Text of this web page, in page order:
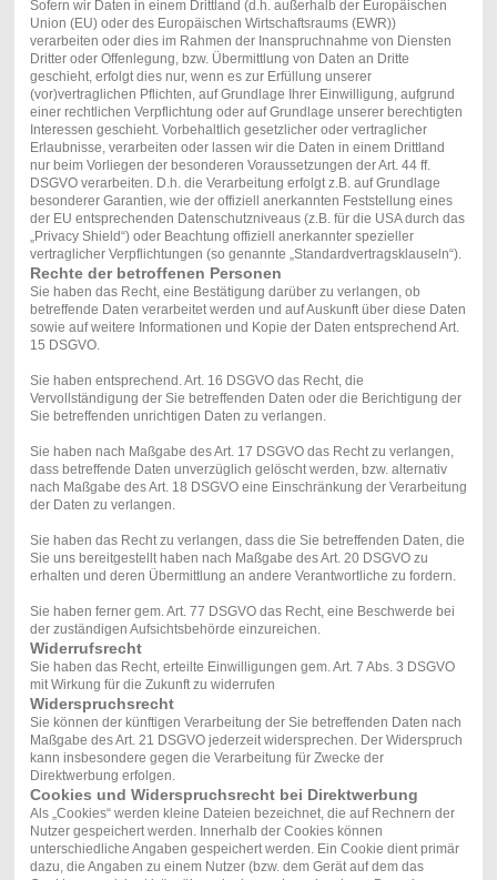
Sofern wir Daten in einem Drittland (d.h. außerhalb der Europäischen
Union (EU) oder des Europäischen Wirtschaftsraums (EWR))
verarbeiten oder dies im Rahmen der Inanspruchnahme von Diensten
Dritter oder Offenlegung, bzw. Übermittlung von Daten an Dritte
geschieht, erfolgt dies nur, wenn es zur Erfüllung unserer
(vor)vertraglichen Pflichten, auf Grundlage Ihrer Einwilligung, aufgrund
einer rechtlichen Verpflichtung oder auf Grundlage unserer berechtigten
Interessen geschieht. Vorbehaltlich gesetzlicher oder vertraglicher
Erlaubnisse, verarbeiten oder lassen wir die Daten in einem Drittland
nur beim Vorliegen der besonderen Voraussetzungen der Art. 44 ff.
DSGVO verarbeiten. D.h. die Verarbeitung erfolgt z.B. auf Grundlage
besonderer Garantien, wie der offiziell anerkannten Feststellung eines
der EU entsprechenden Datenschutzniveaus (z.B. für die USA durch das
„Privacy Shield“) oder Beachtung offiziell anerkannter spezieller
vertraglicher Verpflichtungen (so genannte „Standardvertragsklauseln“).
Rechte der betroffenen Personen
Sie haben das Recht, eine Bestätigung darüber zu verlangen, ob
betreffende Daten verarbeitet werden und auf Auskunft über diese Daten
sowie auf weitere Informationen und Kopie der Daten entsprechend Art.
15 DSGVO.
Sie haben entsprechend. Art. 16 DSGVO das Recht, die
Vervollständigung der Sie betreffenden Daten oder die Berichtigung der
Sie betreffenden unrichtigen Daten zu verlangen.
Sie haben nach Maßgabe des Art. 17 DSGVO das Recht zu verlangen,
dass betreffende Daten unverzüglich gelöscht werden, bzw. alternativ
nach Maßgabe des Art. 18 DSGVO eine Einschränkung der Verarbeitung
der Daten zu verlangen.
Sie haben das Recht zu verlangen, dass die Sie betreffenden Daten, die
Sie uns bereitgestellt haben nach Maßgabe des Art. 20 DSGVO zu
erhalten und deren Übermittlung an andere Verantwortliche zu fordern.
Sie haben ferner gem. Art. 77 DSGVO das Recht, eine Beschwerde bei
der zuständigen Aufsichtsbehörde einzureichen.
Widerrufsrecht
Sie haben das Recht, erteilte Einwilligungen gem. Art. 7 Abs. 3 DSGVO
mit Wirkung für die Zukunft zu widerrufen
Widerspruchsrecht
Sie können der künftigen Verarbeitung der Sie betreffenden Daten nach
Maßgabe des Art. 21 DSGVO jederzeit widersprechen. Der Widerspruch
kann insbesondere gegen die Verarbeitung für Zwecke der
Direktwerbung erfolgen.
Cookies und Widerspruchsrecht bei Direktwerbung
Als „Cookies“ werden kleine Dateien bezeichnet, die auf Rechnern der
Nutzer gespeichert werden. Innerhalb der Cookies können
unterschiedliche Angaben gespeichert werden. Ein Cookie dient primär
dazu, die Angaben zu einem Nutzer (bzw. dem Gerät auf dem das